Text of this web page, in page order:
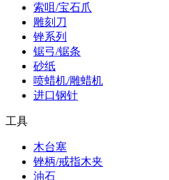
索咀/宝石爪
雕刻刀
锉系列
锯弓/锯条
砂纸
喷蜡机/雕蜡机
进口钢针
工具
木台塞
锉柄/戒指木夹
油石